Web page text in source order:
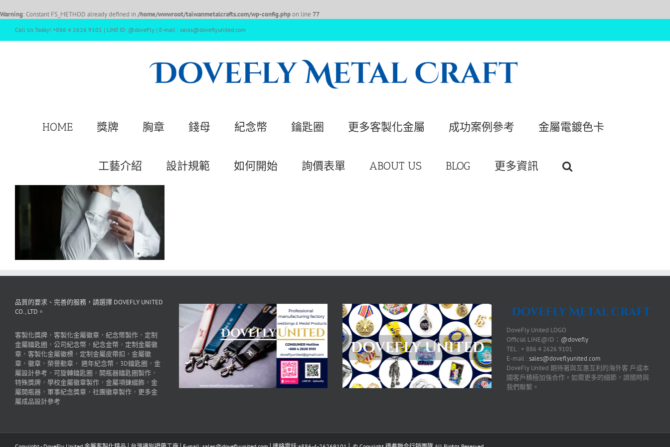
Warning: Constant FS_METHOD already defined in /home/wwwroot/taiwanmetalcrafts.com/wp-config.phpon line 77
Call Us Today! +886 4 2626 9101 | LINE ID: @doveFly | E-mail : sales@doveflyunited.com
HOME 獎牌 胸章 錢母 紀念幣 鑰匙圈 更多客製化金屬 成功案例參考 金屬電鍍色卡
工藝介紹 設計規範 如何開始 詢價表單 ABOUT US BLOG 更多資訊
品質的要求、完善的服務，請選擇 DOVEFLY UNITED
CO., LTD。
客製化獎牌 ， 客製化金屬徽章 ， 紀念幣製作 ， 定制
金屬鑰匙圈 ， 公司紀念幣 ， 紀念金幣 ， 定制金屬徽
章 ， 客製化金屬徽標 ， 定制金屬皮帶扣 ， 金屬徽
章 ， 徽章 ， 榮譽勳章 ， 週年紀念幣 ， 3D鑰匙圈 ， 金
屬設計參考 ， 可旋轉鑰匙圈 ， 開瓶器鑰匙圈製作 ，
特殊獎牌 ， 學校金屬徽章製作 ， 金屬項鍊綴飾 ， 金
屬開瓶器 ， 軍事紀念獎章 ， 社團徽章製作 ， 更多金
屬成品設計參考
DoveFly United LOGO
Official LINE@ID： @dovefly
TEL : + 886 4 2626 9101
E-mail :sales@doveflyunited.com
DoveFly United 期待著與互惠互利的海外客 戶或本
國客戶積極加強合作。如需更多的細節，請隨時與
我們聯繫。